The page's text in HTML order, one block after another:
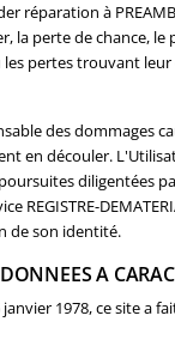
réparation à
la perte de chance,
pertes trouvant
des dommages
en découler.
poursuites diligentées
REGISTRE-
de son identité.
A
1978, ce site a